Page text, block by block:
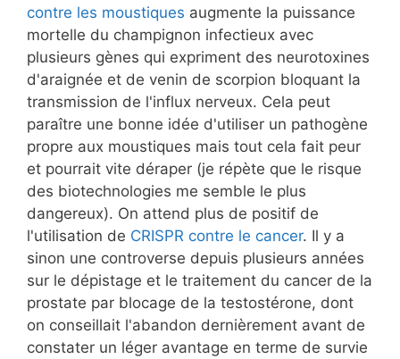
contre les moustiques augmente la puissance
mortelle du champignon infectieux avec
plusieurs gènes qui expriment des neurotoxines
d'araignée et de venin de scorpion bloquant la
transmission de l'influx nerveux. Cela peut
paraître une bonne idée d'utiliser un pathogène
propre aux moustiques mais tout cela fait peur
et pourrait vite déraper (je répète que le risque
des biotechnologies me semble le plus
dangereux). On attend plus de positif de
l'utilisation de CRISPR contre le cancer. Il y a
sinon une controverse depuis plusieurs années
sur le dépistage et le traitement du cancer de la
prostate par blocage de la testostérone, dont
on conseillait l'abandon dernièrement avant de
constater un léger avantage en terme de survie